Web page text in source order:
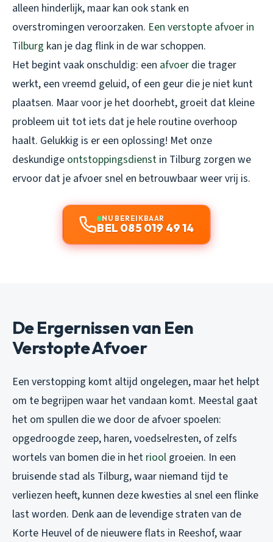
alleen hinderlijk, maar kan ook stank en
overstromingen veroorzaken. Een verstopte afvoer in
Tilburg kan je dag flink in de war schoppen.
Het begint vaak onschuldig: een afvoer die trager
werkt, een vreemd geluid, of een geur die je niet kunt
plaatsen. Maar voor je het doorhebt, groeit dat kleine
probleem uit tot iets dat je hele routine overhoop
haalt. Gelukkig is er een oplossing! Met onze
deskundige ontstoppingsdienst in Tilburg zorgen we
ervoor dat je afvoer snel en betrouwbaar weer vrij is.
NU BEREIKBAAR
BEL 085 019 49 14
De Ergernissen van Een
Verstopte Afvoer
Een verstopping komt altijd ongelegen, maar het helpt
om te begrijpen waar het vandaan komt. Meestal gaat
het om spullen die we door de afvoer spoelen:
opgedroogde zeep, haren, voedselresten, of zelfs
wortels van bomen die in het riool groeien. In een
bruisende stad als Tilburg, waar niemand tijd te
verliezen heeft, kunnen deze kwesties al snel een flinke
last worden. Denk aan de levendige straten van de
Korte Heuvel of de nieuwere flats in Reeshof, waar